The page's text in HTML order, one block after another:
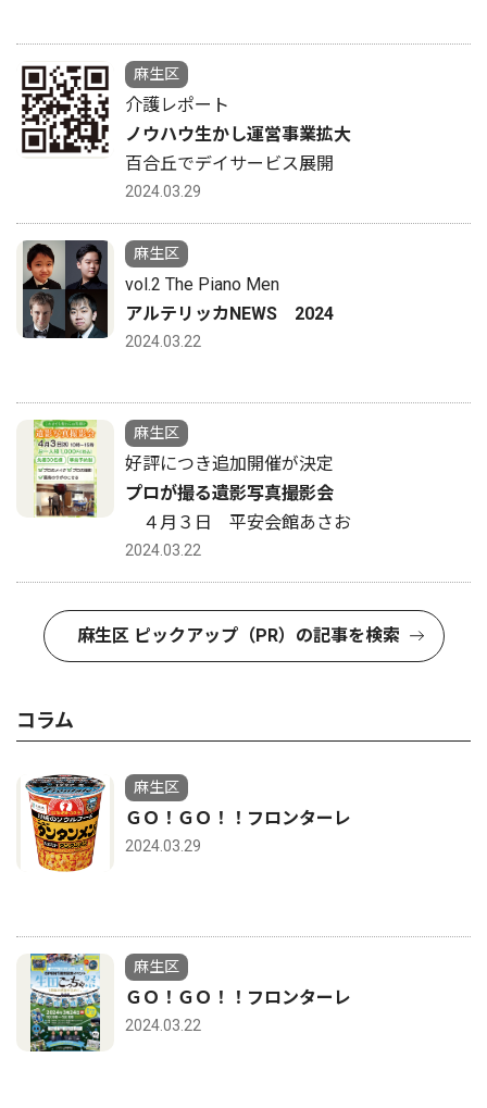
麻生区
介護レポート
ノウハウ生かし運営事業拡大
百合丘でデイサービス展開
2024.03.29
麻生区
vol.2 The Piano Men
アルテリッカNEWS 2024
2024.03.22
麻生区
好評につき追加開催が決定
プロが撮る遺影写真撮影会
４月３日 平安会館あさお
2024.03.22
麻生区 ピックアップ（PR）の記事を検索
コラム
麻生区
ＧＯ！ＧＯ！！フロンターレ
2024.03.29
麻生区
ＧＯ！ＧＯ！！フロンターレ
2024.03.22